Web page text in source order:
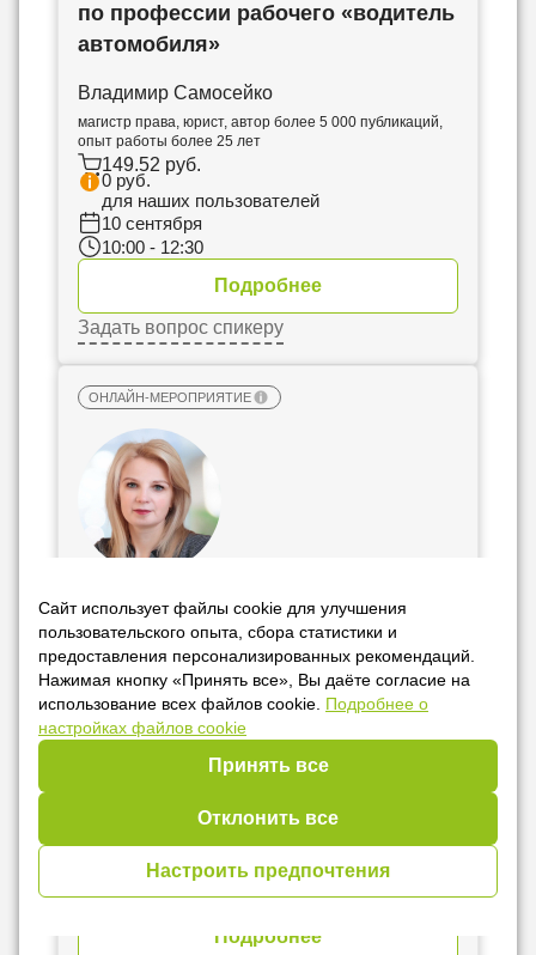
Сайт использует файлы cookie для улучшения
пользовательского опыта, сбора статистики и
предоставления персонализированных рекомендаций.
Нажимая кнопку «Принять все», Вы даёте согласие на
использование всех файлов cookie. Подробнее о
настройках файлов cookie
Принять все
Отклонить все
Настроить предпочтения
по профессии рабочего «водитель
автомобиля»
Владимир Самосейко
магистр права, юрист, автор более 5 000 публикаций,
опыт работы более 25 лет
149.52 руб.
0 руб.
для наших пользователей
10 сентября
10:00 - 12:30
Подробнее
Задать вопрос спикеру
ОНЛАЙН-МЕРОПРИЯТИЕ
спорам
Татьяна Шпилевская
адвокат специализированной юридической
консультации г. Минска «Корпоративное право и
налоги» Минской городской коллегии адвокатов,
доцент кафедры гражданского процесса и трудового
права юридического факультета БГУ, кандидат
149.52 руб.
для наших пользователей
10 сентября
14:00 - 16:00
Подробнее